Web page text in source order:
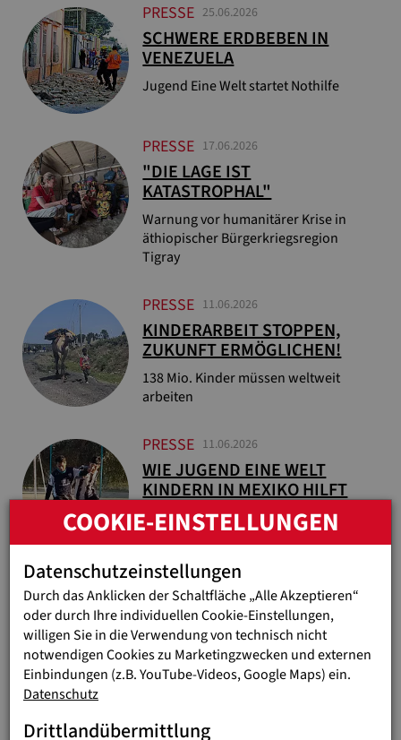
PRESSE 25.06.2026
SCHWERE ERDBEBEN IN
VENEZUELA
Jugend Eine Welt startet Nothilfe
PRESSE 17.06.2026
"DIE LAGE IST
KATASTROPHAL"
Warnung vor humanitärer Krise in
äthiopischer Bürgerkriegsregion
Tigray
PRESSE 11.06.2026
KINDERARBEIT STOPPEN,
ZUKUNFT ERMÖGLICHEN!
138 Mio. Kinder müssen weltweit
arbeiten
PRESSE 11.06.2026
WIE JUGEND EINE WELT
KINDERN IN MEXIKO HILFT
Fußball-Projekte im Veranstalterland
ermöglichen Bildung und Zukunft
PRESSE 10.06.2026
PHIL GELD. PHIL GUTES.
Jugend Eine Welt unterstützt „Initiative
Philanthropie“
2
COOKIE-EINSTELLUNGEN
Datenschutzeinstellungen
Durch das Anklicken der Schaltfläche „Alle Akzeptieren“
oder durch Ihre individuellen Cookie-Einstellungen,
willigen Sie in die Verwendung von technisch nicht
notwendigen Cookies zu Marketingzwecken und externen
Einbindungen (z.B. YouTube-Videos, Google Maps) ein.
Datenschutz
Drittlandübermittlung